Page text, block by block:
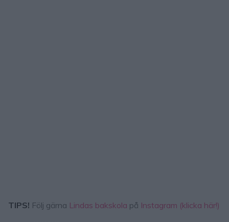
TIPS! Följ gärna Lindas bakskola på Instagram (klicka här!)